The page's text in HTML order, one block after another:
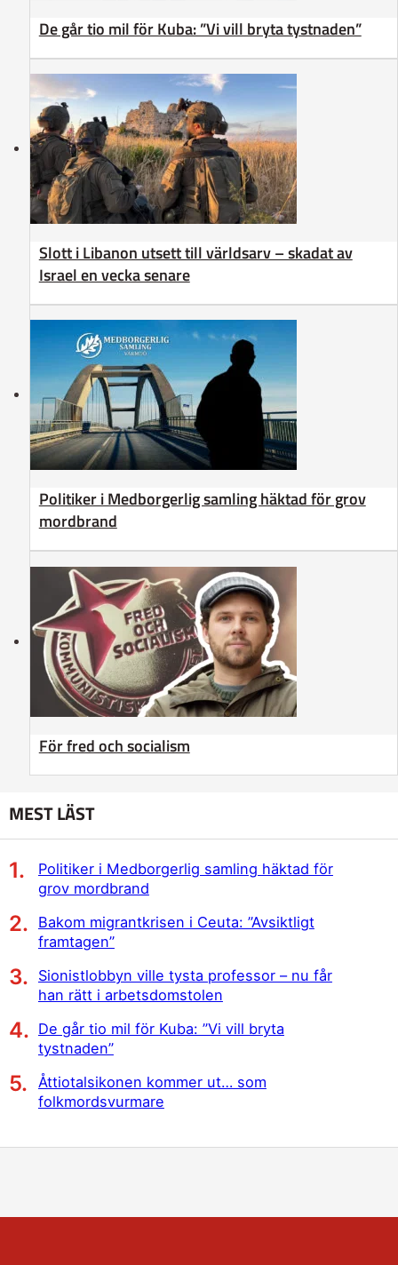
De går tio mil för Kuba: ”Vi vill bryta tystnaden”
Slott i Libanon utsett till världsarv – skadat av
Israel en vecka senare
Politiker i Medborgerlig samling häktad för grov
mordbrand
För fred och socialism
MEST LÄST
Politiker i Medborgerlig samling häktad för
grov mordbrand
Bakom migrantkrisen i Ceuta: ”Avsiktligt
framtagen”
Sionistlobbyn ville tysta professor – nu får
han rätt i arbetsdomstolen
De går tio mil för Kuba: ”Vi vill bryta
tystnaden”
Åttiotalsikonen kommer ut… som
folkmordsvurmare